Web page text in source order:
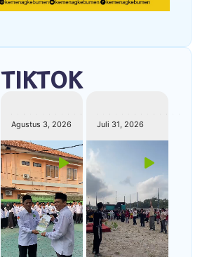
TIKTOK
Agustus 3, 2026 Juli 31, 2026